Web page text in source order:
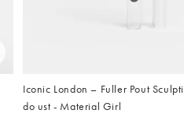
Iconic London – Fuller Pout
do ust - Material Girl